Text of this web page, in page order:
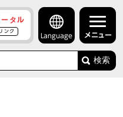
タル
ンク
Language メニュー
検索